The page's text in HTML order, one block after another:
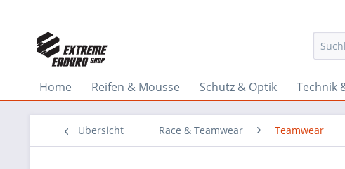
Home Reifen & Mousse Schutz & Optik Technik
Übersicht Race & Teamwear Teamwear